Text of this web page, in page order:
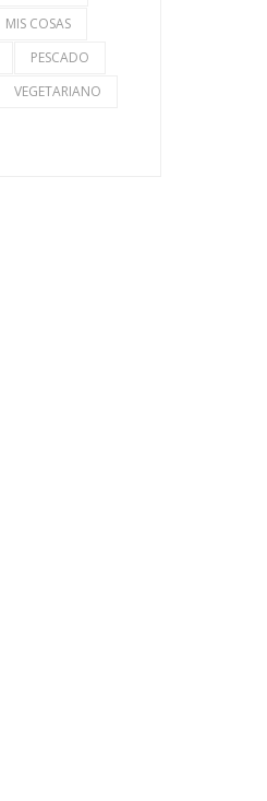
MIS COSAS
PESCADO
VEGETARIANO